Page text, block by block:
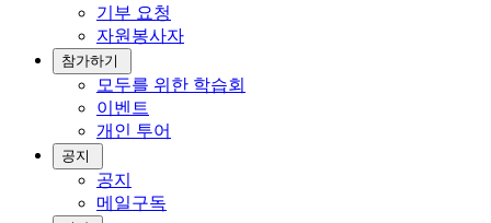
기부 요청
자원봉사자
참가하기
모두를 위한 학습회
이벤트
개인 투어
공지
공지
메일구독